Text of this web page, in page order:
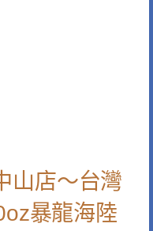
山店～台灣
暴龍海陸